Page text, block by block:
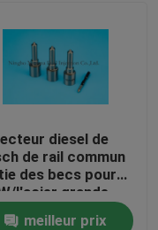
diesel de
de rail commun
des becs pour
l'acier grande
de Mercedes
meilleur prix